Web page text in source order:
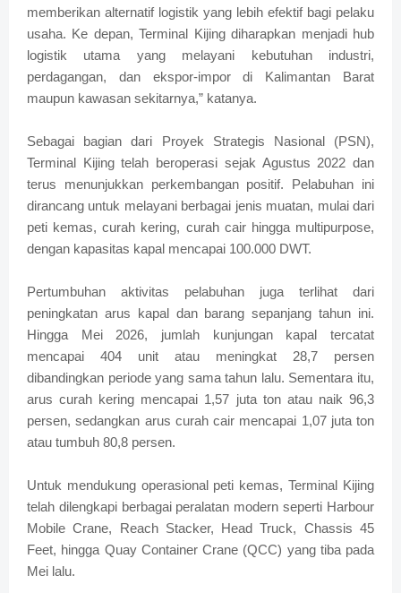
memberikan alternatif logistik yang lebih efektif bagi pelaku
usaha. Ke depan, Terminal Kijing diharapkan menjadi hub
logistik utama yang melayani kebutuhan industri,
perdagangan, dan ekspor-impor di Kalimantan Barat
maupun kawasan sekitarnya,” katanya.
Sebagai bagian dari Proyek Strategis Nasional (PSN),
Terminal Kijing telah beroperasi sejak Agustus 2022 dan
terus menunjukkan perkembangan positif. Pelabuhan ini
dirancang untuk melayani berbagai jenis muatan, mulai dari
peti kemas, curah kering, curah cair hingga multipurpose,
dengan kapasitas kapal mencapai 100.000 DWT.
Pertumbuhan aktivitas pelabuhan juga terlihat dari
peningkatan arus kapal dan barang sepanjang tahun ini.
Hingga Mei 2026, jumlah kunjungan kapal tercatat
mencapai 404 unit atau meningkat 28,7 persen
dibandingkan periode yang sama tahun lalu. Sementara itu,
arus curah kering mencapai 1,57 juta ton atau naik 96,3
persen, sedangkan arus curah cair mencapai 1,07 juta ton
atau tumbuh 80,8 persen.
Untuk mendukung operasional peti kemas, Terminal Kijing
telah dilengkapi berbagai peralatan modern seperti Harbour
Mobile Crane, Reach Stacker, Head Truck, Chassis 45
Feet, hingga Quay Container Crane (QCC) yang tiba pada
Mei lalu.